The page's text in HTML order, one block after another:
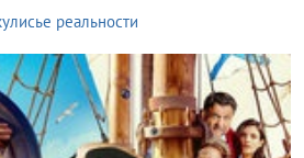
реальности